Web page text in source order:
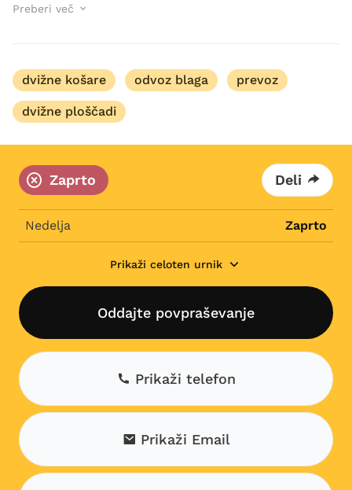
Ponosni smo na svoje zanesljivo delovanje že več kot
Preberi več
dvižne košare odvoz blaga prevoz
dvižne ploščadi
Zaprto Deli
Nedelja Zaprto
Prikaži celoten urnik
Oddajte povpraševanje
Prikaži telefon
Prikaži Email